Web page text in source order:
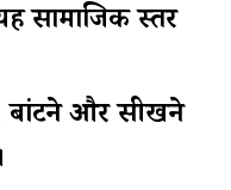
सामाजिकस्तर
औरसीखने